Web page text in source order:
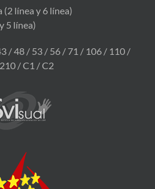
(2 línea y 6 línea)
5 línea)
/ 48 / 53 / 56 / 71 / 106 / 110 /
/ C1 / C2